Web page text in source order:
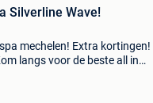
Silverline Wave!
mechelen! Extra kortingen!
langs voor de beste all in